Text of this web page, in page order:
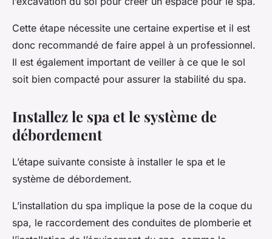
Cette étape nécessite une certaine expertise et il est
donc recommandé de faire appel à un professionnel.
Il est également important de veiller à ce que le sol
soit bien compacté pour assurer la stabilité du spa.
Installez le spa et le système de
débordement
L’étape suivante consiste à installer le spa et le
système de débordement.
L’installation du spa implique la pose de la coque du
spa, le raccordement des conduites de plomberie et